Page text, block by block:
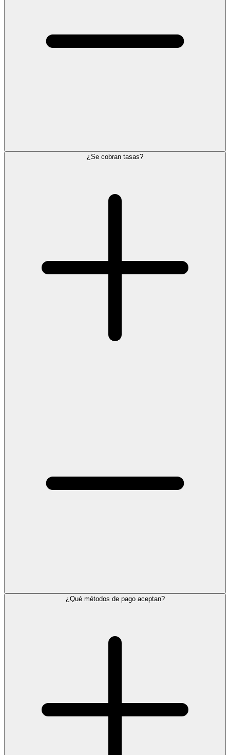
¿Se cobran tasas?
¿Qué métodos de pago aceptan?